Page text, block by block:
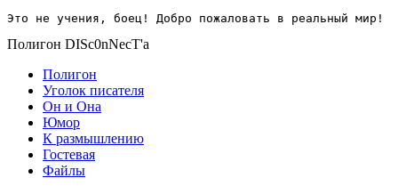
Это не учения, боец! Добро пожаловать в реальный мир!
Полигон DISc0nNecT'a
Полигон
Уголок писателя
Он и Она
Юмор
К размышлению
Гостевая
Файлы